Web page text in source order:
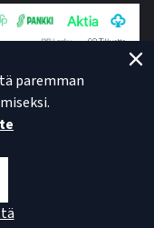
paremman